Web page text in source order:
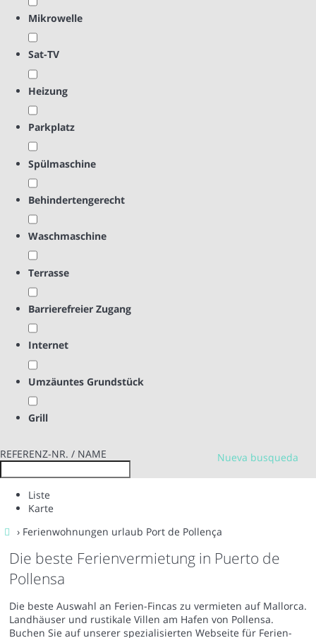
Mikrowelle
Sat-TV
Heizung
Parkplatz
Spülmaschine
Behindertengerecht
Waschmaschine
Terrasse
Barrierefreier Zugang
Internet
Umzäuntes Grundstück
Grill
Nueva busqueda
REFERENZ-NR. / NAME
Liste
Karte
› Ferienwohnungen urlaub Port de Pollença
Die beste Ferienvermietung in Puerto de
Pollensa
Die beste Auswahl an Ferien-Fincas zu vermieten auf Mallorca.
Landhäuser und rustikale Villen am Hafen von Pollensa.
Buchen Sie auf unserer spezialisierten Webseite für Ferien-